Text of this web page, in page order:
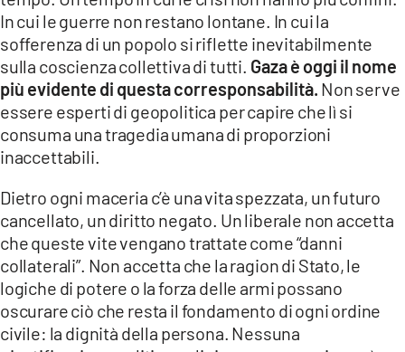
In cui le guerre non restano lontane. In cui la
sofferenza di un popolo si riflette inevitabilmente
sulla coscienza collettiva di tutti. Gaza è oggi il nome
più evidente di questa corresponsabilità. Non serve
essere esperti di geopolitica per capire che lì si
consuma una tragedia umana di proporzioni
inaccettabili.
Dietro ogni maceria c’è una vita spezzata, un futuro
cancellato, un diritto negato. Un liberale non accetta
che queste vite vengano trattate come “danni
collaterali”. Non accetta che la ragion di Stato, le
logiche di potere o la forza delle armi possano
oscurare ciò che resta il fondamento di ogni ordine
civile: la dignità della persona. Nessuna